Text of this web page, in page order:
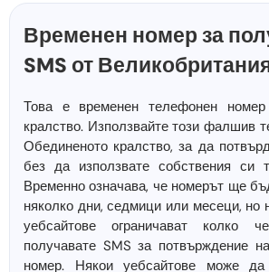
Временен номер за
SMS от
Това е временен телефонен
кралство. Използвайте този фалшив
Обединеното кралство, за да
без да използвате собствения си
Временно означава, че номерът ще
няколко дни, седмици или месеци, но
уебсайтове ограничават колко
получавате SMS за потвърждение
номер. Някои уебсайтове може